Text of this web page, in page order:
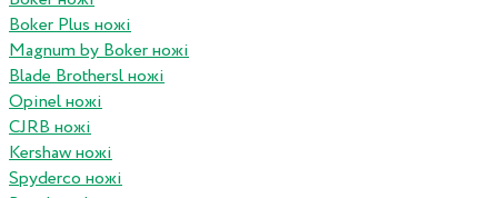
Boker Plus ножі
Magnum by Boker ножі
Blade Brothersl ножі
Opinel ножі
CJRB ножі
Kershaw ножі
Spyderco ножі